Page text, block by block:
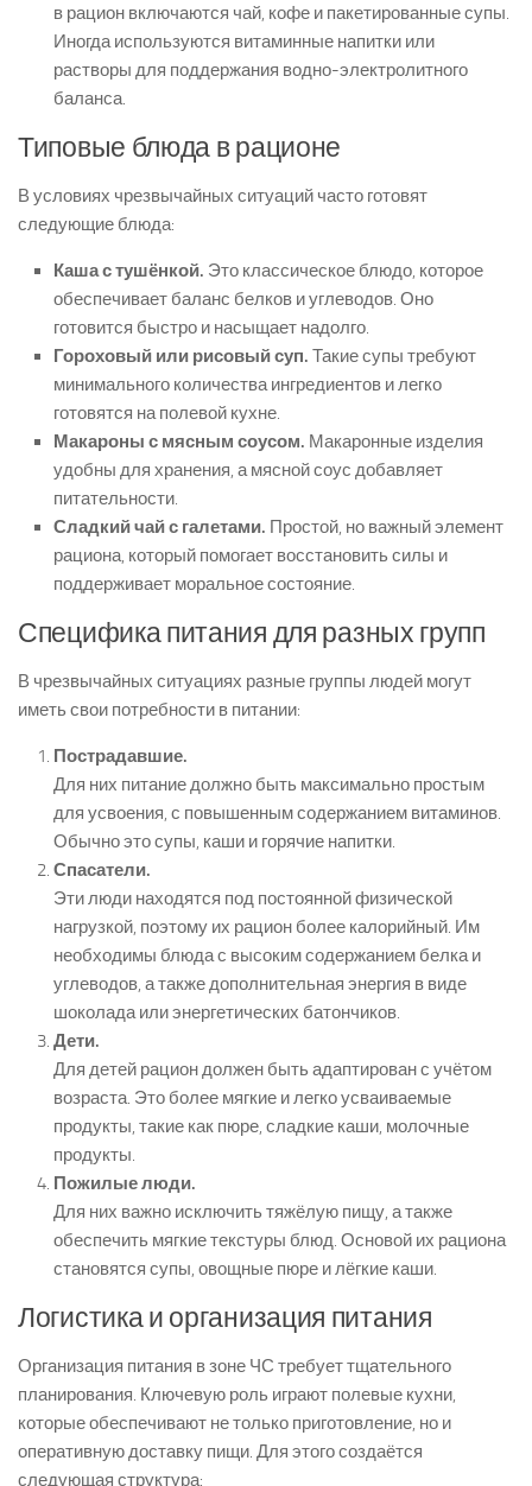
в рацион включаются чай, кофе и пакетированные супы.
Иногда используются витаминные напитки или
растворы для поддержания водно-электролитного
баланса.
Типовые блюда в рационе
В условиях чрезвычайных ситуаций часто готовят
следующие блюда:
Каша с тушёнкой. Это классическое блюдо, которое
обеспечивает баланс белков и углеводов. Оно
готовится быстро и насыщает надолго.
Гороховый или рисовый суп. Такие супы требуют
минимального количества ингредиентов и легко
готовятся на полевой кухне.
Макароны с мясным соусом. Макаронные изделия
удобны для хранения, а мясной соус добавляет
питательности.
Сладкий чай с галетами. Простой, но важный элемент
рациона, который помогает восстановить силы и
поддерживает моральное состояние.
Специфика питания для разных групп
В чрезвычайных ситуациях разные группы людей могут
иметь свои потребности в питании:
Пострадавшие.
Для них питание должно быть максимально простым
для усвоения, с повышенным содержанием витаминов.
Обычно это супы, каши и горячие напитки.
Спасатели.
Эти люди находятся под постоянной физической
нагрузкой, поэтому их рацион более калорийный. Им
необходимы блюда с высоким содержанием белка и
углеводов, а также дополнительная энергия в виде
шоколада или энергетических батончиков.
Дети.
Для детей рацион должен быть адаптирован с учётом
возраста. Это более мягкие и легко усваиваемые
продукты, такие как пюре, сладкие каши, молочные
продукты.
Пожилые люди.
Для них важно исключить тяжёлую пищу, а также
обеспечить мягкие текстуры блюд. Основой их рациона
становятся супы, овощные пюре и лёгкие каши.
Логистика и организация питания
Организация питания в зоне ЧС требует тщательного
планирования. Ключевую роль играют полевые кухни,
которые обеспечивают не только приготовление, но и
оперативную доставку пищи. Для этого создаётся
следующая структура: